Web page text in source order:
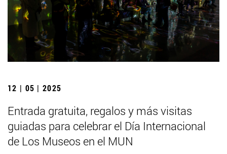
12 | 05 | 2025
Entrada gratuita, regalos y más visitas
guiadas para celebrar el Día Internacional
de Los Museos en el MUN